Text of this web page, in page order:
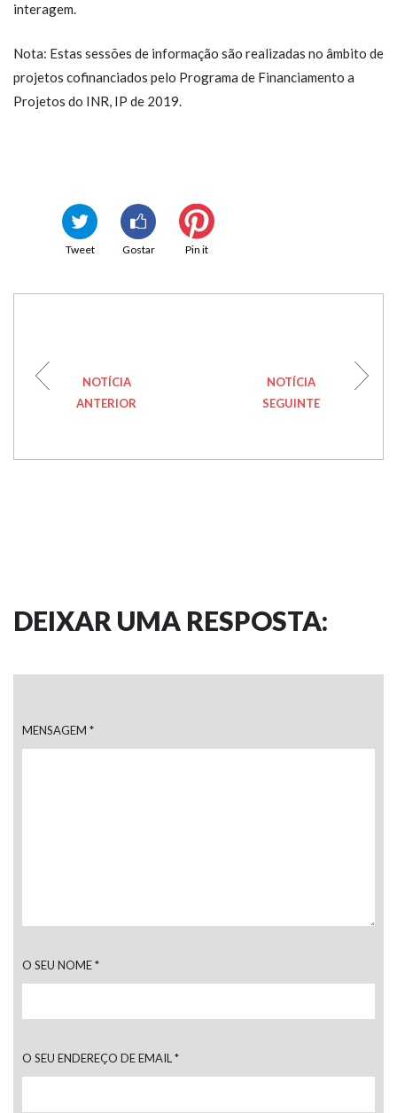
interagem.
Nota: Estas sessões de informação são realizadas no âmbito de
projetos cofinanciados pelo Programa de Financiamento a
Projetos do INR, IP de 2019.
Tweet Gostar Pin it
NOTÍCIA
ANTERIOR
NOTÍCIA
SEGUINTE
DEIXAR UMA RESPOSTA:
MENSAGEM *
O SEU NOME*
O SEU ENDEREÇO DE EMAIL *